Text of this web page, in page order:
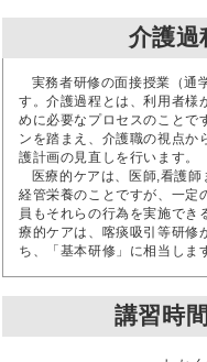
介護過
実務者研修の面接授業（通
す。介護過程とは、利用者様
めに必要なプロセスのことで
ンを踏まえ、介護職の視点
護計画の見直しを行います。
医療的ケアは、医師,看護
経管栄養のことですが、一定
員もそれらの行為を実施でき
療的ケアは、喀痰吸引等研修
ち、「基本研修」に相当しま
講習時